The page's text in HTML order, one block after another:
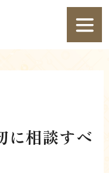
に相談すべ